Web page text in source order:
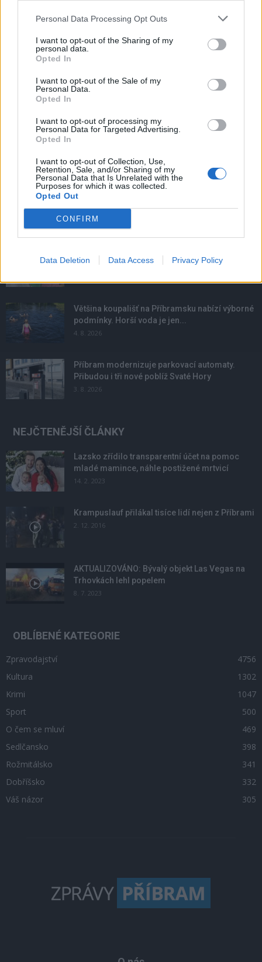
Personal Data Processing Opt Outs
I want to opt-out of the Sharing of my
personal data.
Opted In
I want to opt-out of the Sale of my
Personal Data.
Opted In
I want to opt-out of processing my
Personal Data for Targeted Advertising.
Opted In
I want to opt-out of Collection, Use,
Retention, Sale, and/or Sharing of my
Personal Data that Is Unrelated with the
Purposes for which it was collected.
Opted Out
CONFIRM
Data Deletion Data Access Privacy Policy
NOVINKY
6. 8. 2026
Většina koupališť na Příbramsku nabízí výborné
podmínky. Horší voda je jen...
4. 8. 2026
Příbram modernizuje parkovací automaty.
Přibudou i tři nové poblíž Svaté Hory
3. 8. 2026
NEJČTENĚJŠÍ ČLÁNKY
Lazsko zřídilo transparentní účet na pomoc
mladé mamince, náhle postižené mrtvicí
14. 2. 2023
Krampuslauf přilákal tisíce lidí nejen z Příbrami
2. 12. 2016
AKTUALIZOVÁNO: Bývalý objekt Las Vegas na
Trhovkách lehl popelem
8. 7. 2023
OBLÍBENÉ KATEGORIE
Zpravodajství
4756
Kultura
1302
Krimi
1047
Sport
500
O čem se mluví
469
Sedlčansko
398
Rožmitálsko
341
Dobříšsko
332
Váš názor
305